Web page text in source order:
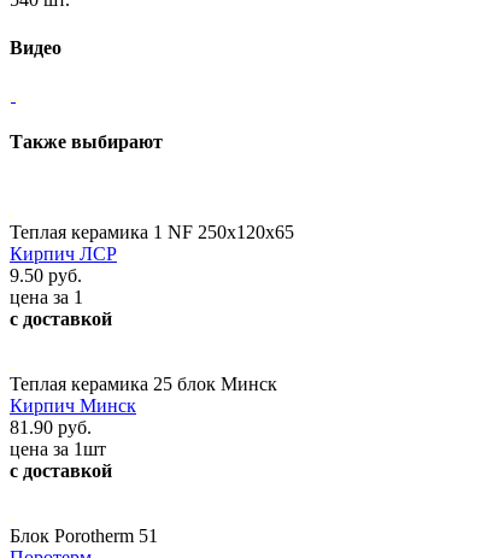
Видео
Также выбирают
Теплая керамика 1 NF 250х120х65
Кирпич ЛСР
9.50 руб.
цена за 1
с доставкой
Теплая керамика 25 блок Минск
Кирпич Минск
81.90 руб.
цена за 1шт
с доставкой
Блок Porotherm 51